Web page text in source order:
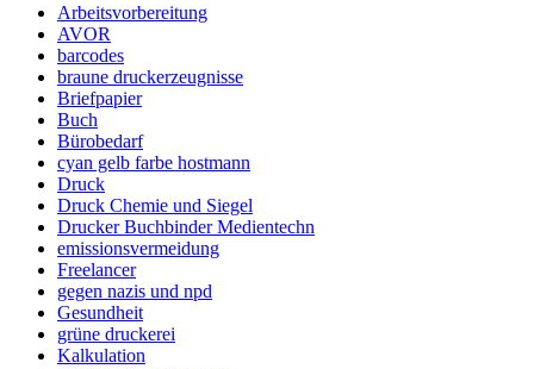
Arbeitsvorbereitung
AVOR
barcodes
braune druckerzeugnisse
Briefpapier
Buch
Bürobedarf
cyan gelb farbe hostmann
Druck
Druck Chemie und Siegel
Drucker Buchbinder Medientechn
emissionsvermeidung
Freelancer
gegen nazis und npd
Gesundheit
grüne druckerei
Kalkulation